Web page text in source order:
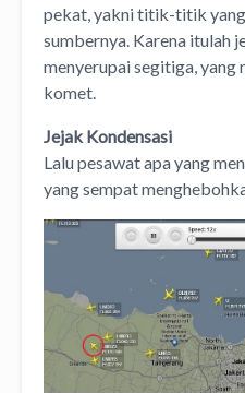
pekat, yakni titik-titik
sumbernya. Karena itulah
menyerupai segitiga, yang
komet.
Jejak Kondensasi
Lalu pesawat apa yang
yang sempat